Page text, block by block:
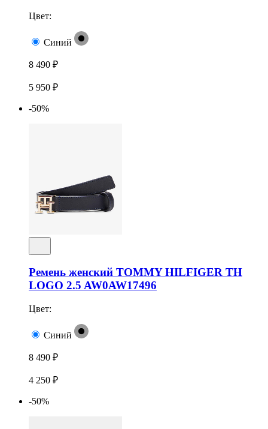
Цвет:
Синий
8 490 ₽
5 950 ₽
-50%
Ремень женский TOMMY HILFIGER TH
LOGO 2.5 AW0AW17496
Цвет:
Синий
8 490 ₽
4 250 ₽
-50%